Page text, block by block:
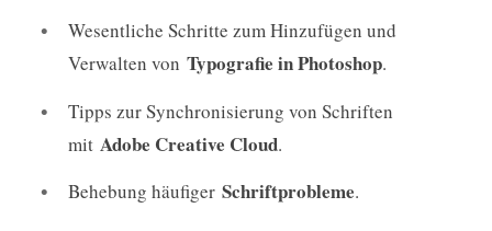
Wesentliche Schritte zum Hinzufügen und
Verwalten von Typografie in Photoshop.
Tipps zur Synchronisierung von Schriften
mit Adobe Creative Cloud.
Behebung häufiger Schriftprobleme.